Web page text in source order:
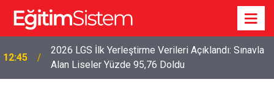
12:45
2026 LGS İlk Yerleştirme Verileri Açıklandı: Sınavla
Alan Liseler Yüzde 95,76 Doldu